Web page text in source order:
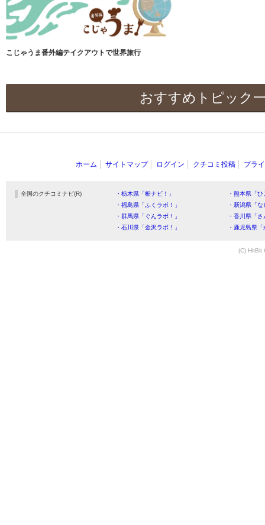
こじゃうま番外編テイクアウトで世界旅行
おすすめトピック
ホーム サイトマップ ログイン クチコミ投稿 プラ
全国のクチコミナビ(R) ・栃木県「栃ナビ！」
・熊本県「
・福島県「ふくラボ！」
・新潟県「
・群馬県「ぐんラボ！」
・香川県「
・石川県「金沢ラボ！」
・鹿児島県
(C) HitBit